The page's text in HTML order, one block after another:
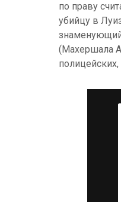
по праву
убийцу в
знаменующий
(Махершала